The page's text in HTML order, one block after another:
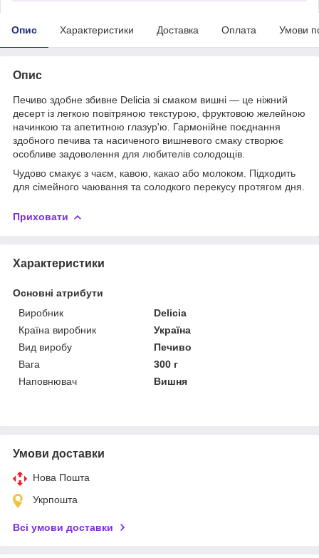
Опис Характеристики Доставка Оплата Умови
Опис
Печиво здобне збивне Delicia зі смаком вишні — це ніжний
десерт із легкою повітряною текстурою, фруктовою желейною
начинкою та апетитною глазур'ю. Гармонійне поєднання
здобного печива та насиченого вишневого смаку створює
особливе задоволення для любителів солодощів.
Чудово смакує з чаєм, кавою, какао або молоком. Підходить
для сімейного чаювання та солодкого перекусу протягом дня.
Приховати
Характеристики
Основні атрибути
Виробник
Delicia
Країна виробник
Україна
Вид виробу
Печиво
Вага
300 г
Наповнювач
Вишня
Умови доставки
Нова Пошта
Укрпошта
Всі умови доставки